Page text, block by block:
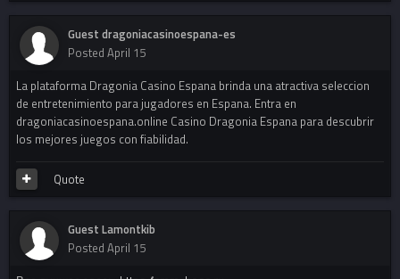
Guest dragoniacasinoespana-es
Posted April 15
La plataforma Dragonia Casino Espana brinda una atractiva seleccion
de entretenimiento para jugadores en Espana. Entra en
dragoniacasinoespana.online Casino Dragonia Espana para descubrir
los mejores juegos con fiabilidad.
Quote
Guest Lamontkib
Posted April 15